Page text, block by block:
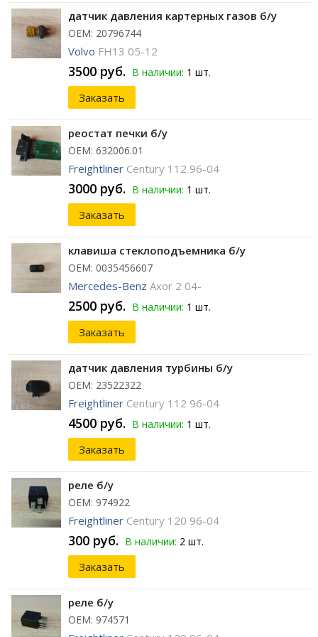
датчик давления картерных газов б/у
ОЕМ: 20796744
Volvo FH13 05-12
3500 руб. В наличии: 1 шт.
Заказать
реостат печки б/у
ОЕМ: 632006.01
Freightliner Century 112 96-04
3000 руб. В наличии: 1 шт.
Заказать
клавиша стеклоподъемника б/у
ОЕМ: 0035456607
Mercedes-Benz Axor 2 04-
2500 руб. В наличии: 1 шт.
Заказать
датчик давления турбины б/у
ОЕМ: 23522322
Freightliner Century 112 96-04
4500 руб. В наличии: 1 шт.
Заказать
реле б/у
ОЕМ: 974922
Freightliner Century 120 96-04
300 руб. В наличии: 2 шт.
Заказать
реле б/у
ОЕМ: 974571